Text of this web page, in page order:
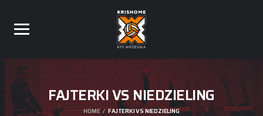
FAJTERKI VS NIEDZIELING
HOME FAJTERKI VS NIEDZIELING